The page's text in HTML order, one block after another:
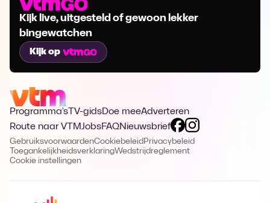
Kijk live, uitgesteld of gewoon lekker
bingewatchen
Kijk op
Programma's TV-gidsDoe meeAdverteren
Route naar VTMJobsFAQNieuwsbrief
GebruiksvoorwaardenCookiebeleid Privacybeleid
ToegankelijkheidsverklaringWedstrijdreglement
Cookie instellingen